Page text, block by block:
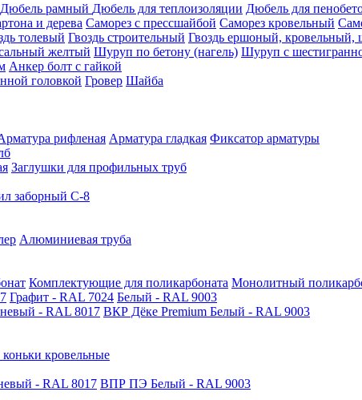
Дюбель рамный Дюбель для теплоизоляции Дюбель для
и дерева Саморез с прессшайбой Саморез кровельный
толевый Гвоздь строительный Гвоздь ершоный,
желтый Шуруп по бетону (нагель) Шуруп с
Анкер болт с гайкой
головкой Гровер Шайба
рифленая Арматура гладкая Фиксатор арматуры
Заглушки для профильных труб
заборный С-8
Алюминиевая труба
Комплектующие для поликарбоната Монолитный
Графит - RAL 7024 Белый - RAL 9003
- RAL 8017 ВКР Дёке Premium Белый - RAL 9003
кровельные
- RAL 8017 ВПР ПЭ Белый - RAL 9003